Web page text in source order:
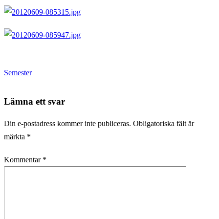
Semester
Lämna ett svar
Din e-postadress kommer inte publiceras. Obligatoriska fält är
märkta *
Kommentar *